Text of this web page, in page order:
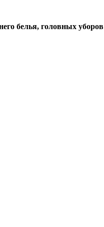
белья, головных уборов